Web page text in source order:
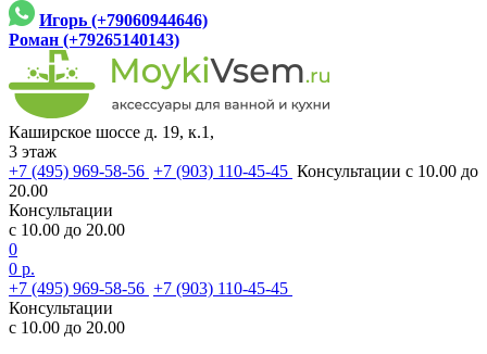
Игорь (+79060944646)
Роман (+79265140143)
Каширское шоссе д. 19, к.1,
3 этаж
+7 (495) 969-58-56 +7 (903) 110-45-45 Консультации с 10.00 до
20.00
Консультации
с 10.00 до 20.00
0
0 р.
+7 (495) 969-58-56 +7 (903) 110-45-45
Консультации
с 10.00 до 20.00